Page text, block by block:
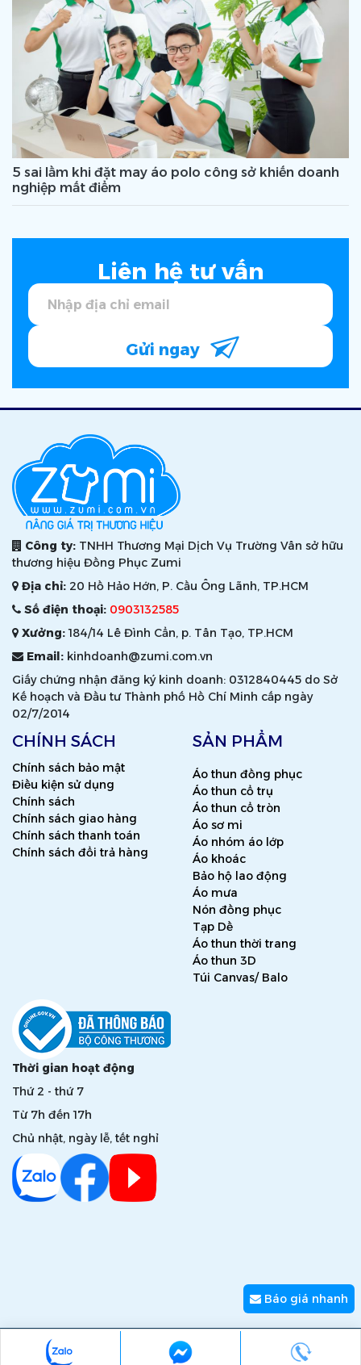
5 sai lầm khi đặt may áo polo công sở khiến doanh
nghiệp mất điểm
Liên hệ tư vấn
Gửi ngay
Công ty: TNHH Thương Mại Dịch Vụ Trường Vân sở hữu
thương hiệu Đồng Phục Zumi
Địa chỉ: 20 Hồ Hảo Hớn, P. Cầu Ông Lãnh, TP.HCM
Số điện thoại: 0903132585
Xưởng:184/14 Lê Đình Cẩn, p. Tân Tạo, TP.HCM
Email: kinhdoanh@zumi.com.vn
Giấy chứng nhận đăng ký kinh doanh: 0312840445 do Sở
Kế hoạch và Đầu tư Thành phố Hồ Chí Minh cấp ngày
02/7/2014
CHÍNH SÁCH
Chính sách bảo mật
Điều kiện sử dụng
Chính sách
Chính sách giao hàng
Chính sách thanh toán
Chính sách đổi trả hàng
SẢN PHẨM
Áo thun đồng phục
Áo thun cổ trụ
Áo thun cổ tròn
Áo sơ mi
Áo nhóm áo lớp
Áo khoác
Bảo hộ lao động
Áo mưa
Nón đồng phục
Tạp Dề
Áo thun thời trang
Áo thun 3D
Túi Canvas/ Balo
Thời gian hoạt động
Thứ 2 - thứ 7
Từ 7h đến 17h
Chủ nhật, ngày lễ, tết nghỉ
Copyright © 2026 zumi.com.vn - Giải pháp nâng tầm giá trị
Báo giá nhanh